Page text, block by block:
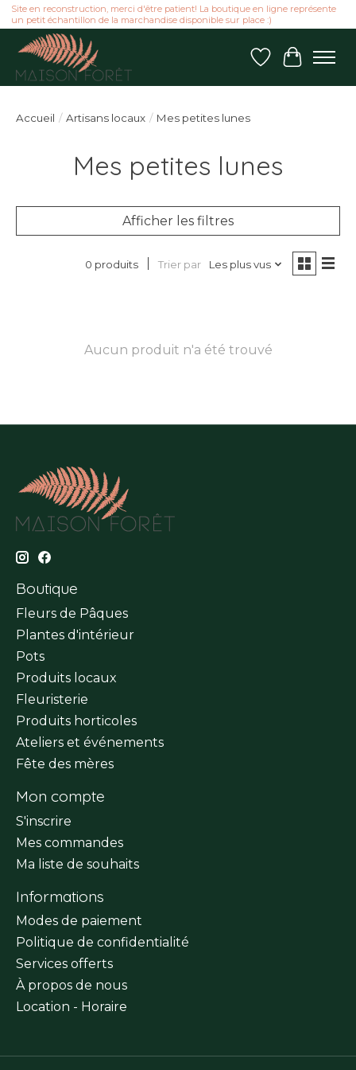
Site en reconstruction, merci d'être patient! La boutique en ligne représente
un petit échantillon de la marchandise disponible sur place :)
Liste dePanier
Accueil / Artisans locaux / Mes petites lunes
Mes petites lunes
Afficher les filtres
0 produits Trier par Les plus vus
Aucun produit n'a été trouvé
Boutique
Fleurs de Pâques
Plantes d'intérieur
Pots
Produits locaux
Fleuristerie
Produits horticoles
Ateliers et événements
Fête des mères
Mon compte
S'inscrire
Mes commandes
Ma liste de souhaits
Informations
Modes de paiement
Politique de confidentialité
Services offerts
À propos de nous
Location - Horaire